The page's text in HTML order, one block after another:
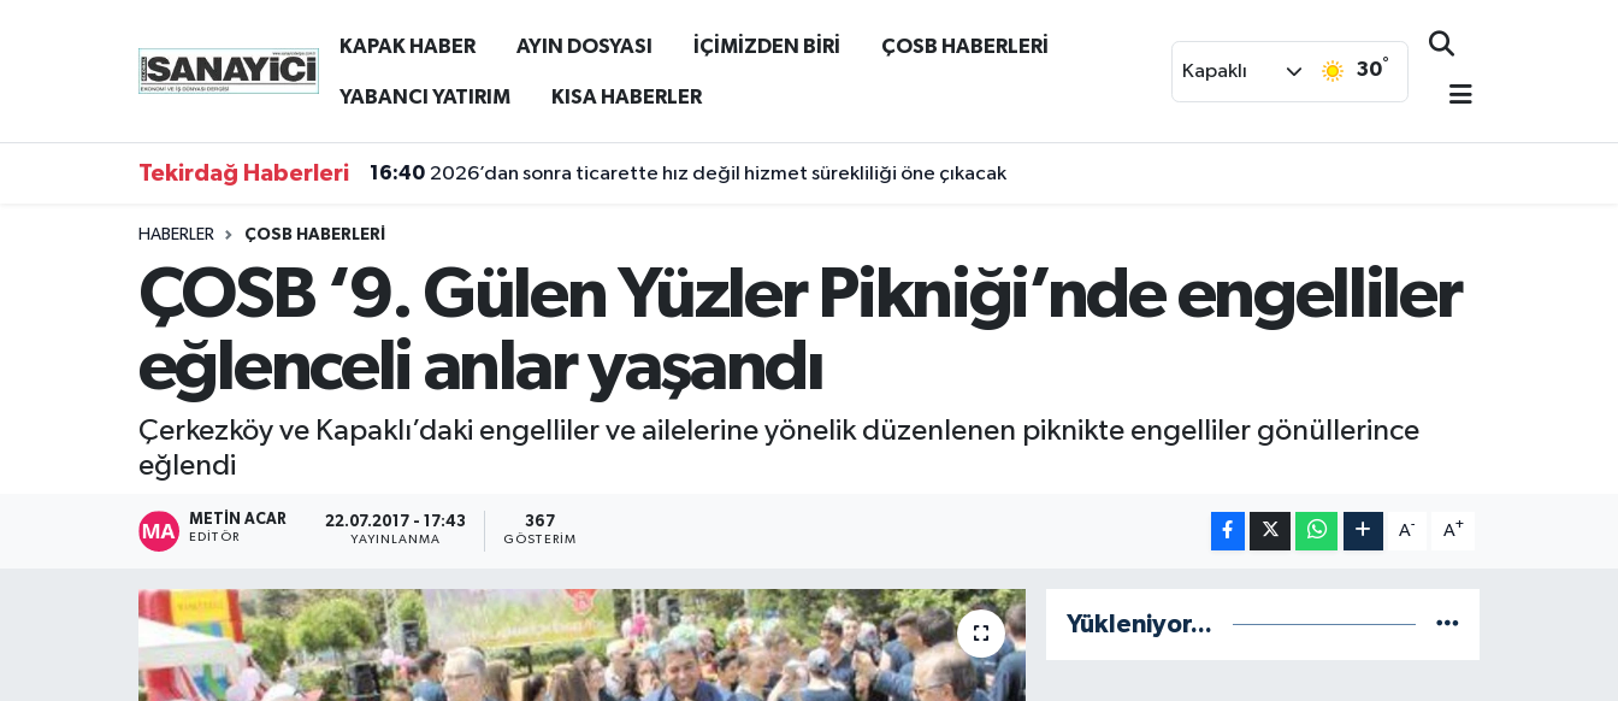
KAPAK HABER AYIN DOSYASI İÇİMİZDEN BİRİ ÇOSB HABERLERİ
YABANCI YATIRIM KISA HABERLER
Kapaklı 30°
Tekirdağ Haberleri 16:40 2026’dan sonra ticarette hız değil hizmet sürekliliği öne çıkacak
HABERLER ÇOSB HABERLERİ
ÇOSB ‘9. Gülen Yüzler Pikniği’nde engelliler
eğlenceli anlar yaşandı
Çerkezköy ve Kapaklı’daki engelliler ve ailelerine yönelik düzenlenen piknikte engelliler gönüllerince
eğlendi
METIN ACAR
EDITÖR
22.07.2017 - 17:43
YAYINLANMA
367
GÖSTERIM
A- A+
Yükleniyor...
Tekirdağ Nöbetçi Eczaneler
Tekirdağ Trafik Yoğunluk Haritası
Süper Lig Puan Durumu ve Fikstür
Tüm Manşetler
Son Dakika Haberleri
Haber Arşivi